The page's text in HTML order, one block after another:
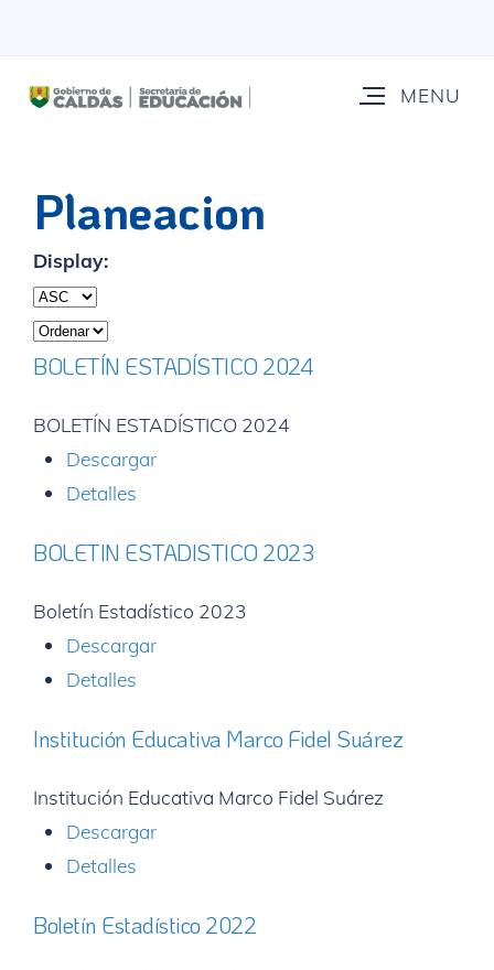
Planeacion
Display:
BOLETÍN ESTADÍSTICO 2024
BOLETÍN ESTADÍSTICO 2024
Descargar
Detalles
BOLETIN ESTADISTICO 2023
Boletín Estadístico 2023
Descargar
Detalles
Institución Educativa Marco Fidel Suárez
Institución Educativa Marco Fidel Suárez
Descargar
Detalles
Boletín Estadístico 2022